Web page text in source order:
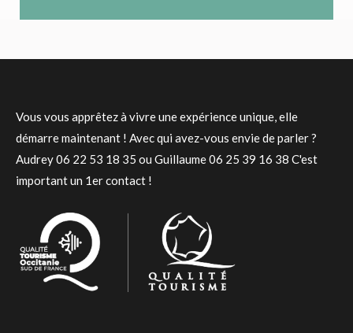
Vous vous apprêtez à vivre une expérience unique, elle
démarre maintenant ! Avec qui avez-vous envie de parler ?
Audrey 06 22 53 18 35 ou Guillaume 06 25 39 16 38 C'est
important un 1er contact !